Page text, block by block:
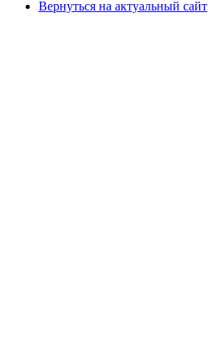
Вернуться на актуальный сайт